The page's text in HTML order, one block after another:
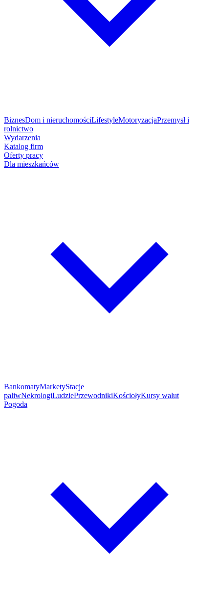
BiznesDom i nieruchomościLifestyleMotoryzacjaPrzemysł i
rolnictwo
Wydarzenia
Katalog firm
Oferty pracy
Dla mieszkańców
BankomatyMarketyStacje
paliwNekrologiLudziePrzewodnikiKościołyKursy walut
Pogoda